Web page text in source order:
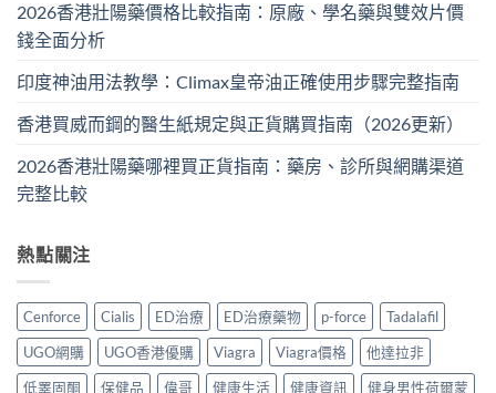
2026香港壯陽藥價格比較指南：原廠、學名藥與雙效片價
錢全面分析
印度神油用法教學：Climax皇帝油正確使用步驟完整指南
香港買威而鋼的醫生紙規定與正貨購買指南（2026更新）
2026香港壯陽藥哪裡買正貨指南：藥房、診所與網購渠道
完整比較
熱點關注
Cenforce Cialis ED治療 ED治療藥物 p-force
Tadalafil
UGO網購
UGO香港優購 Viagra Viagra價格
他達拉非
低睪固酮
保健品 偉哥 健康生活 健康資訊 健身男性荷爾蒙